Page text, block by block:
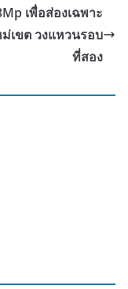
เพื่อส่องเฉพาะ
เขต วงแหวนรอบ
ที่สอง